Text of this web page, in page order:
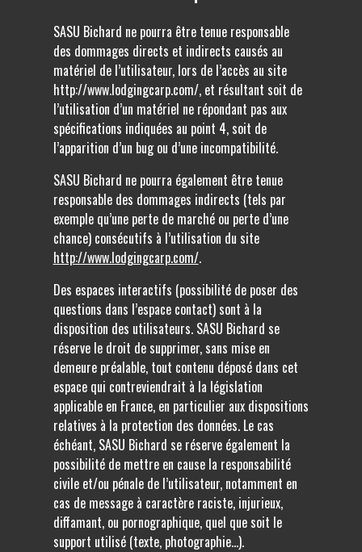
SASU Bichard ne pourra être tenue responsable
des dommages directs et indirects causés au
matériel de l’utilisateur, lors de l’accès au site
http://www.lodgingcarp.com/, et résultant soit de
l’utilisation d’un matériel ne répondant pas aux
spécifications indiquées au point 4, soit de
l’apparition d’un bug ou d’une incompatibilité.
SASU Bichard ne pourra également être tenue
responsable des dommages indirects (tels par
exemple qu’une perte de marché ou perte d’une
chance) consécutifs à l’utilisation du site
http://www.lodgingcarp.com/.
Des espaces interactifs (possibilité de poser des
questions dans l’espace contact) sont à la
disposition des utilisateurs. SASU Bichard se
réserve le droit de supprimer, sans mise en
demeure préalable, tout contenu déposé dans cet
espace qui contreviendrait à la législation
applicable en France, en particulier aux dispositions
relatives à la protection des données. Le cas
échéant, SASU Bichard se réserve également la
possibilité de mettre en cause la responsabilité
civile et/ou pénale de l’utilisateur, notamment en
cas de message à caractère raciste, injurieux,
diffamant, ou pornographique, quel que soit le
support utilisé (texte, photographie…).